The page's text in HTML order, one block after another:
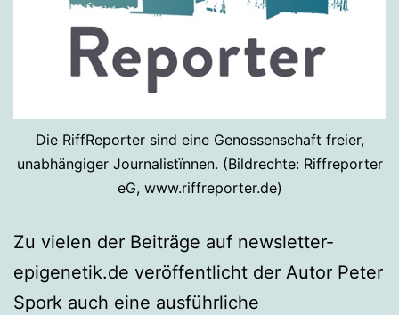
Die RiffReporter sind eine Genossenschaft freier,
unabhängiger Journalistïnnen. (Bildrechte: Riffreporter
eG, www.riffreporter.de)
Zu vielen der Beiträge auf newsletter-
epigenetik.de veröffentlicht der Autor Peter
Spork auch eine ausführliche